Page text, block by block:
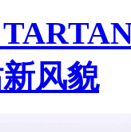
风貌